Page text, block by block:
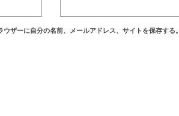
ザーに自分の名前、メールアドレス、サイトを保存する。